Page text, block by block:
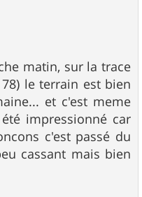
matin, sur la trace
le terrain est bien
et c'est meme
impressionné car
c'est passé du
cassant mais bien